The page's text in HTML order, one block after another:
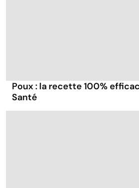
Poux : la recette 100%
Santé